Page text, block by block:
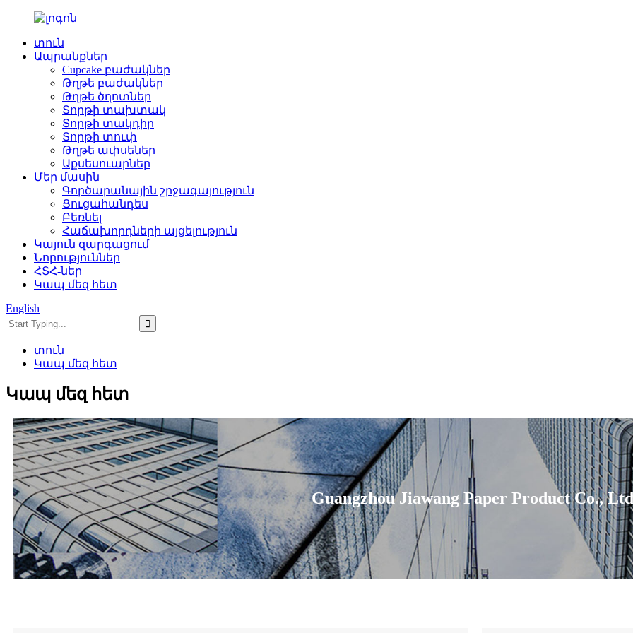
տուն
Ապրանքներ
Cupcake բաժակներ
Թղթե բաժակներ
Թղթե ծղոտներ
Տորթի տախտակ
Տորթի տակդիր
Տորթի տուփ
Թղթե ափսեներ
Աքսեսուարներ
Մեր մասին
Գործարանային շրջագայություն
Ցուցահանդես
Բեռնել
Հաճախորդների այցելություն
Կայուն զարգացում
Նորություններ
ՀՏՀ-ներ
Կապ մեզ հետ
English
տուն
Կապ մեզ հետ
Կապ մեզ հետ
Guangzhou Jiawang Paper Product Co.,